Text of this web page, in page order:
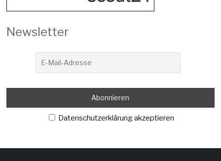
Newsletter
Datenschutzerklärung akzeptieren